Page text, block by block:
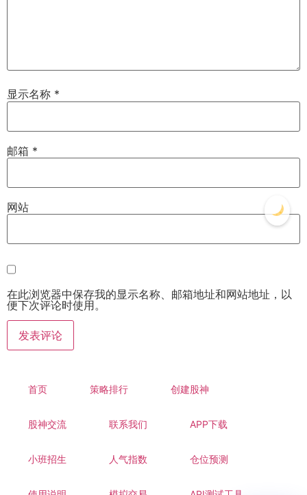
显示名称 *
邮箱 *
网站
在此浏览器中保存我的显示名称、邮箱地址和网站地址，以
便下次评论时使用。
首页 策略排行 创建股神
股神交流 联系我们 APP下载
小班招生 人气指数 仓位预测